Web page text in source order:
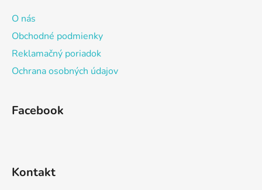
O nás
Obchodné podmienky
Reklamačný poriadok
Ochrana osobných údajov
Facebook
Kontakt